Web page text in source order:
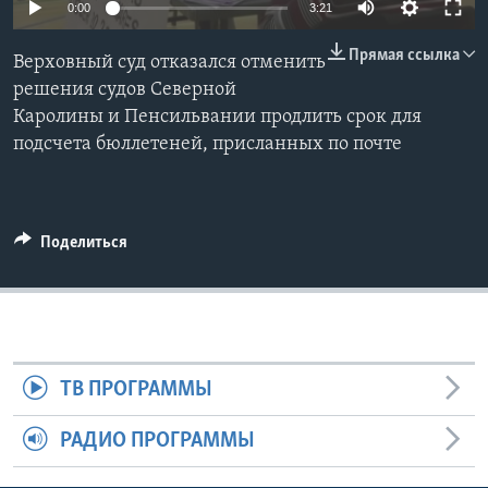
СОЦИАЛЬНЫЕ СЕТИ
0:00 3:21
Прямая ссылка
Верховный суд отказался отменить
решения судов Северной
Каролины и Пенсильвании продлить срок для
подсчета бюллетеней, присланных по почте
Поделиться
ТВ ПРОГРАММЫ
РАДИО ПРОГРАММЫ